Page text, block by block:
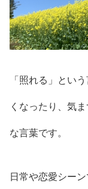
「照れる」とい
くなったり、気
な言葉です。
日常や恋愛シー